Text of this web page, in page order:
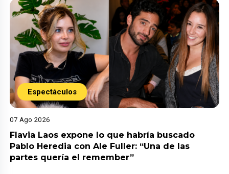
Espectáculos
07 Ago 2026
Flavia Laos expone lo que habría buscado
Pablo Heredia con Ale Fuller: “Una de las
partes quería el remember”